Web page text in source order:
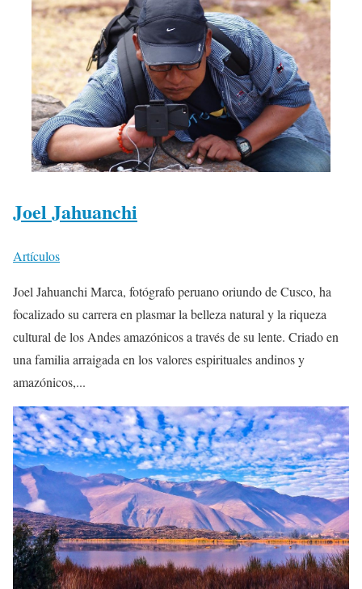
Joel Jahuanchi
Artículos
Joel Jahuanchi Marca, fotógrafo peruano oriundo de Cusco, ha
focalizado su carrera en plasmar la belleza natural y la riqueza
cultural de los Andes amazónicos a través de su lente. Criado en
una familia arraigada en los valores espirituales andinos y
amazónicos,...